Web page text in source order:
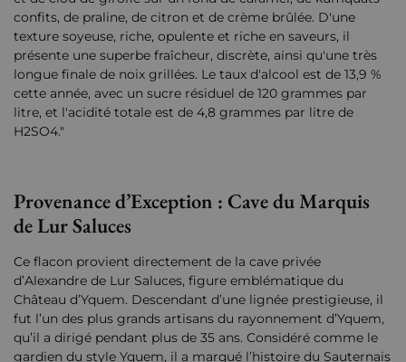
confits, de praline, de citron et de crème brûlée. D'une
texture soyeuse, riche, opulente et riche en saveurs, il
présente une superbe fraîcheur, discrète, ainsi qu'une très
longue finale de noix grillées. Le taux d'alcool est de 13,9 %
cette année, avec un sucre résiduel de 120 grammes par
litre, et l'acidité totale est de 4,8 grammes par litre de
H2SO4."
Provenance d’Exception : Cave du Marquis
de Lur Saluces
Ce flacon provient directement de la cave privée
d’Alexandre de Lur Saluces, figure emblématique du
Château d’Yquem. Descendant d’une lignée prestigieuse, il
fut l’un des plus grands artisans du rayonnement d’Yquem,
qu’il a dirigé pendant plus de 35 ans. Considéré comme le
gardien du style Yquem, il a marqué l’histoire du Sauternais